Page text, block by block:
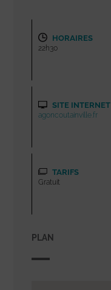
HORAIRES
22h30
SITE INTERNET
agoncoutainville.fr
TARIFS
Gratuit
PLAN